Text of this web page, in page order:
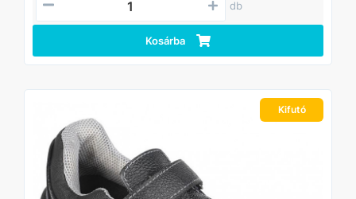
db
Kosárba
Kifutó